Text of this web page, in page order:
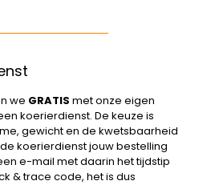
we GRATIS met onze eigen
koerierdienst. De keuze is
gewicht en de kwetsbaarheid
koerierdienst jouw bestelling
e-mail met daarin het tijdstip
& trace code, het is dus